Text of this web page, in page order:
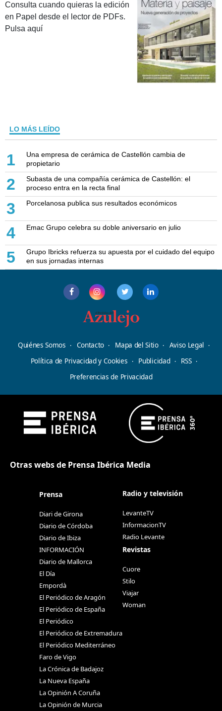
Consulta cuando quieras la edición
en Papel desde el lector de PDFs.
Pulsa aquí
LO MÁS LEÍDO
1
Una empresa de cerámica de Castellón cambia de
propietario
2
Subasta de una compañía cerámica de Castellón: el
proceso entra en la recta final
3 Porcelanosa publica sus resultados económicos
4 Emac Grupo celebra su doble aniversario en julio
5
Grupo Ibricks refuerza su apuesta por el cuidado del equipo
en sus jornadas internas
Quiénes Somos Contacto Mapa del Sitio
Aviso Legal
Política de Privacidad y Cookies
Publicidad
RSS
Preferencias de Privacidad
Otras webs de Prensa Ibérica Media
Prensa
Diari de Girona
Diario de Córdoba
Diario de Ibiza
INFORMACIÓN
Diario de Mallorca
El Día
Empordà
El Periódico de Aragón
El Periódico de España
El Periódico
El Periódico de Extremadura
El Periódico Mediterráneo
Faro de Vigo
La Crónica de Badajoz
La Nueva España
La Opinión A Coruña
La Opinión de Murcia
Radio y televisión
LevanteTV
InformacionTV
Radio Levante
Revistas
Cuore
Stilo
Viajar
Woman